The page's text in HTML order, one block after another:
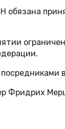
обязана
Фридрих